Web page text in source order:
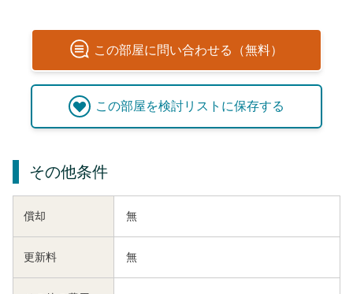
この部屋に問い合わせる（無料）
この部屋を検討リストに保存する
その他条件
償却 無
更新料 無